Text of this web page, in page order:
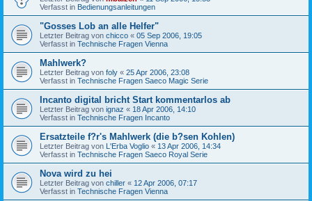
Verfasst in Bedienungsanleitungen
"Gosses Lob an alle Helfer"
Letzter Beitrag von chicco « 05 Sep 2006, 19:05
Verfasst in Technische Fragen Vienna
Mahlwerk?
Letzter Beitrag von foly « 25 Apr 2006, 23:08
Verfasst in Technische Fragen Saeco Magic Serie
Incanto digital bricht Start kommentarlos ab
Letzter Beitrag von ignaz « 18 Apr 2006, 14:10
Verfasst in Technische Fragen Incanto
Ersatzteile f?r's Mahlwerk (die b?sen Kohlen)
Letzter Beitrag von L'Erba Voglio « 13 Apr 2006, 14:34
Verfasst in Technische Fragen Saeco Royal Serie
Nova wird zu hei
Letzter Beitrag von chiller « 12 Apr 2006, 07:17
Verfasst in Technische Fragen Vienna